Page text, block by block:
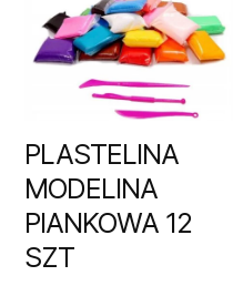
PLASTELINA
MODELINA
PIANKOWA 12
SZT